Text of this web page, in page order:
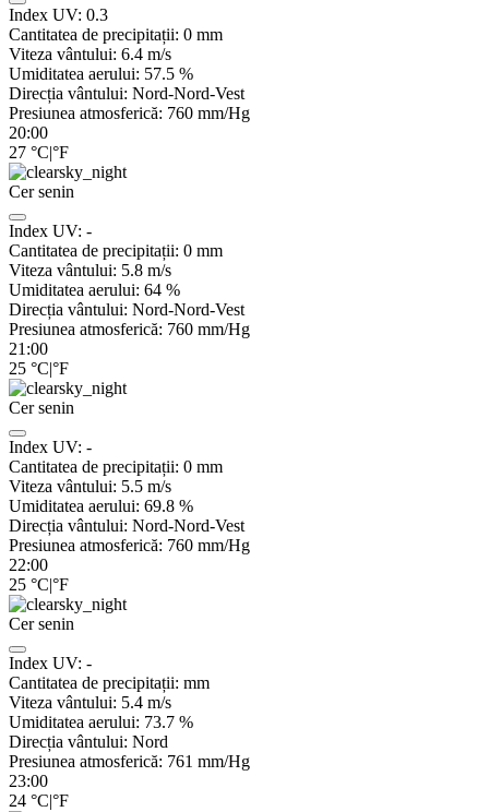
Index UV: 0.3
Cantitatea de precipitații: 0 mm
Viteza vântului: 6.4 m/s
Umiditatea aerului: 57.5 %
Direcția vântului: Nord-Nord-Vest
Presiunea atmosferică: 760 mm/Hg
20:00
27 °C|°F
Cer senin
Index UV: -
Cantitatea de precipitații: 0 mm
Viteza vântului: 5.8 m/s
Umiditatea aerului: 64 %
Direcția vântului: Nord-Nord-Vest
Presiunea atmosferică: 760 mm/Hg
21:00
25 °C|°F
Cer senin
Index UV: -
Cantitatea de precipitații: 0 mm
Viteza vântului: 5.5 m/s
Umiditatea aerului: 69.8 %
Direcția vântului: Nord-Nord-Vest
Presiunea atmosferică: 760 mm/Hg
22:00
25 °C|°F
Cer senin
Index UV: -
Cantitatea de precipitații: mm
Viteza vântului: 5.4 m/s
Umiditatea aerului: 73.7 %
Direcția vântului: Nord
Presiunea atmosferică: 761 mm/Hg
23:00
24 °C|°F